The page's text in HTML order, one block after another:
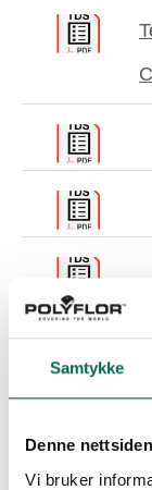
Samtykke
Denne
Vi bruker